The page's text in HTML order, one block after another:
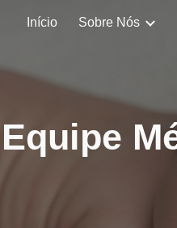
content
Início Sobre Nós
Equipe